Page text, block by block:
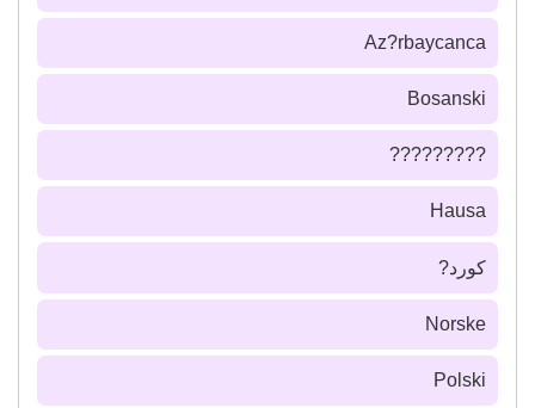
Az?rbaycanca
Bosanski
?????????
Hausa
كورد?
Norske
Polski